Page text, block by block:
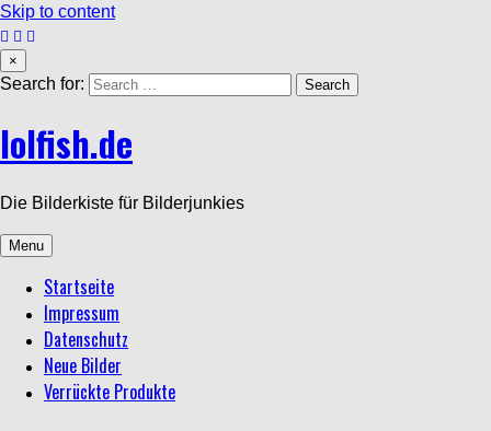
Skip to content
×
Search for:
lolfish.de
Die Bilderkiste für Bilderjunkies
Menu
Startseite
Impressum
Datenschutz
Neue Bilder
Verrückte Produkte